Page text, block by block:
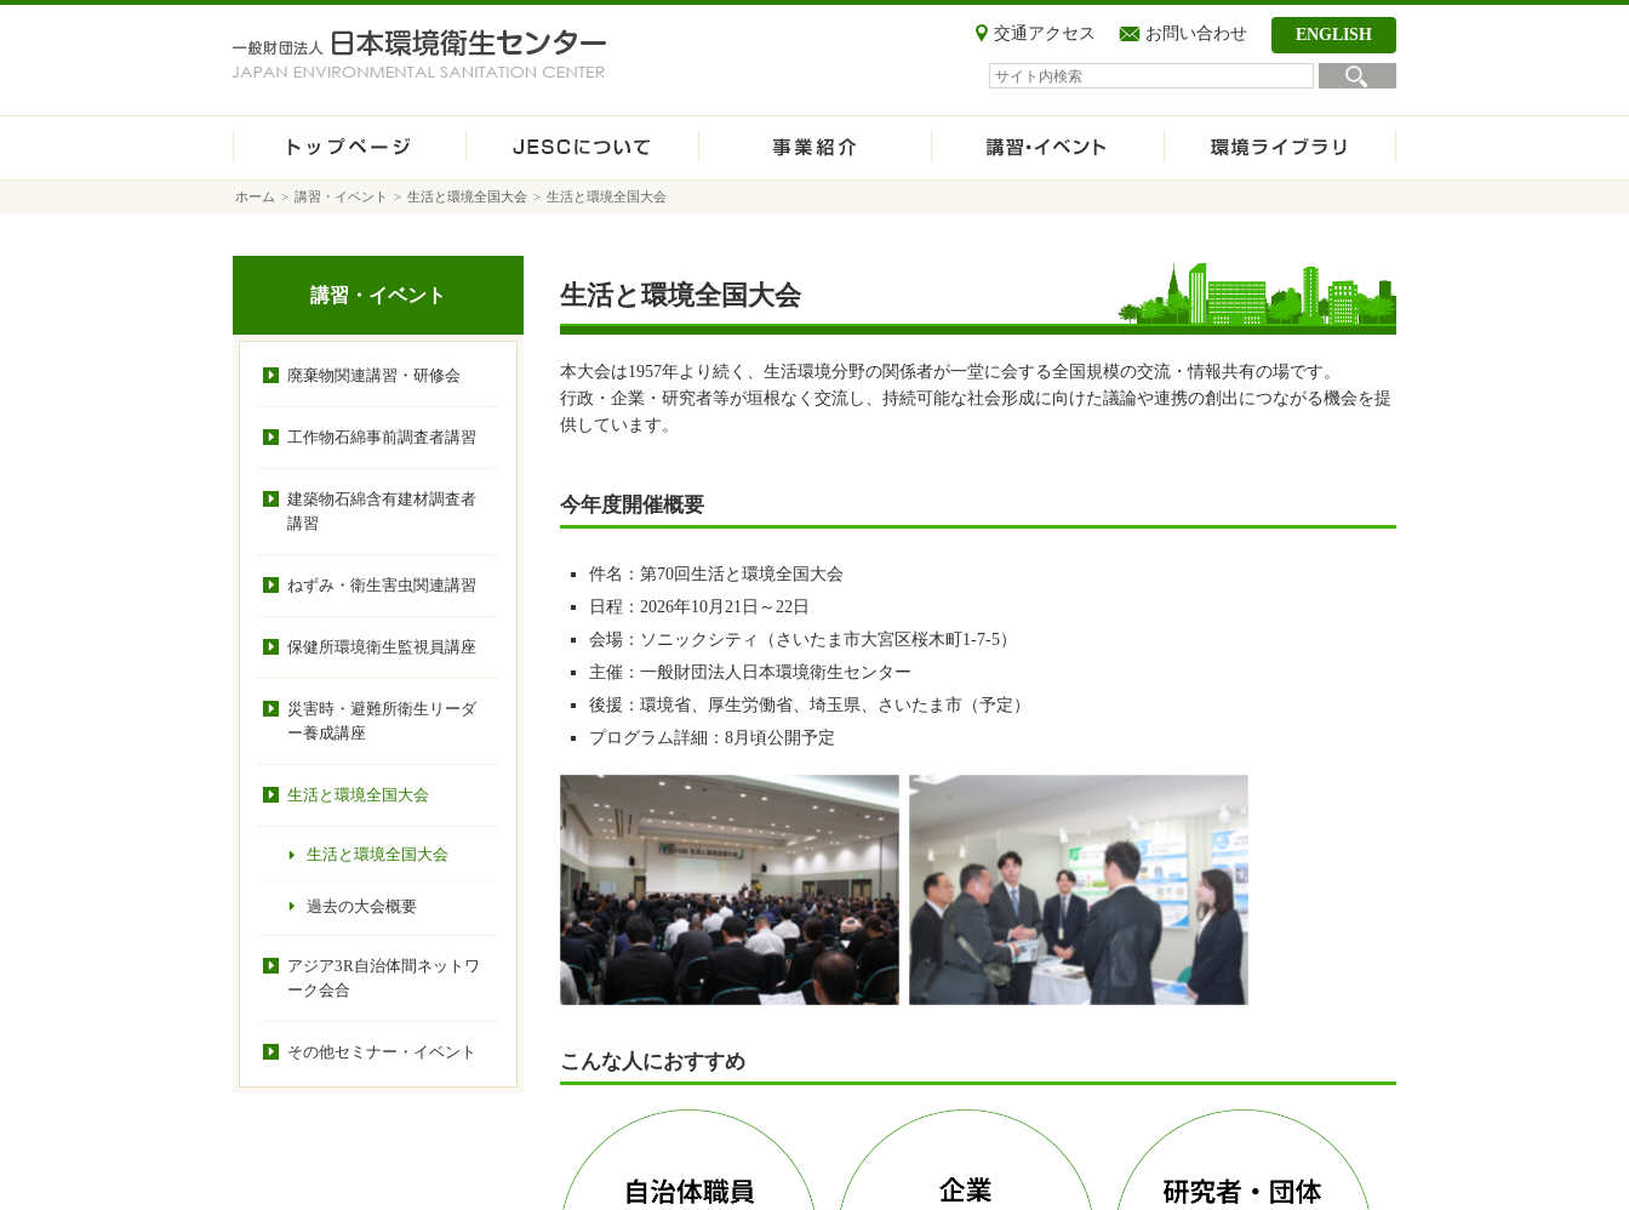
交通アクセス お問い合わせ ENGLISH
サイト内検索
ホーム > 講習・イベント > 生活と環境全国大会 > 生活と環境全国大会
生活と環境全国大会
本大会は1957年より続く、生活環境分野の関係者が一堂に会する全国規模の交流・情報共有の場です。
行政・企業・研究者等が垣根なく交流し、持続可能な社会形成に向けた議論や連携の創出につながる機会を提
供しています。
今年度開催概要
件名：第70回生活と環境全国大会
日程：2026年10月21日～22日
会場：ソニックシティ（さいたま市大宮区桜木町1-7-5）
主催：一般財団法人日本環境衛生センター
後援：環境省、厚生労働省、埼玉県、さいたま市（予定）
プログラム詳細：8月頃公開予定
こんな人におすすめ
講習・イベント
廃棄物関連講習・研修会
工作物石綿事前調査者講習
建築物石綿含有建材調査者
講習
ねずみ・衛生害虫関連講習
保健所環境衛生監視員講座
災害時・避難所衛生リーダ
ー養成講座
生活と環境全国大会
生活と環境全国大会
過去の大会概要
アジア3R自治体間ネットワ
ーク会合
その他セミナー・イベント